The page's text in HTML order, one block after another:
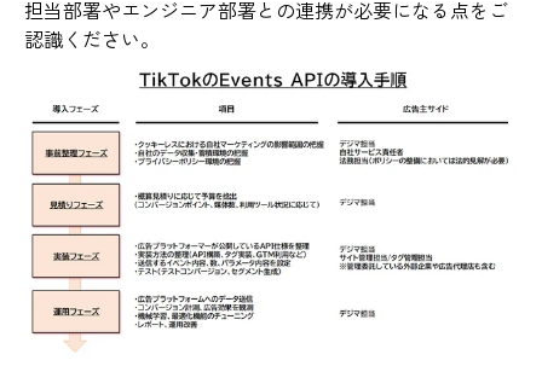
担当部署やエンジニア部署との連携が必要になる点をご
認識ください。